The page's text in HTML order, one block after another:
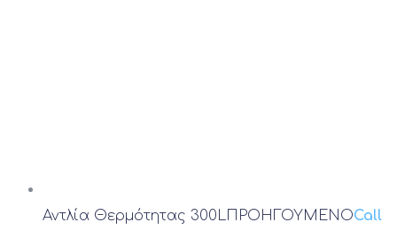
Αντλία Θερμότητας 300LΠΡΟΗΓΟΥΜΕΝΟCall